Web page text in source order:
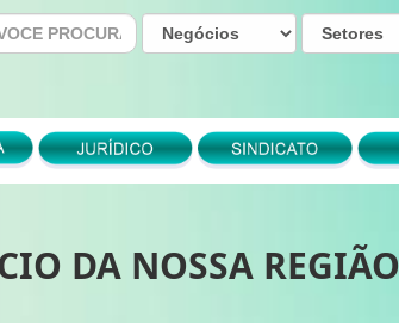
DA NOSSA REGIÃO